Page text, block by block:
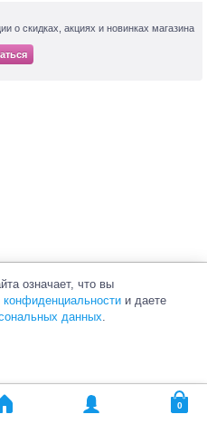
о скидках, акциях и новинках магазина
знаки принадлежат их законным
означает, что вы
конфиденциальности и даете
данных.